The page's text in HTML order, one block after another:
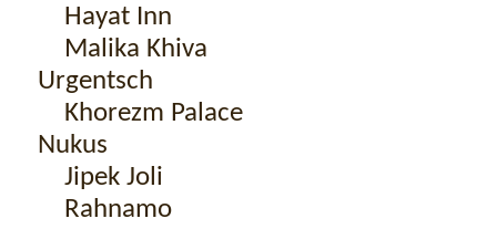
Hayat Inn
Malika Khiva
Urgentsch
Khorezm Palace
Nukus
Jipek Joli
Rahnamo